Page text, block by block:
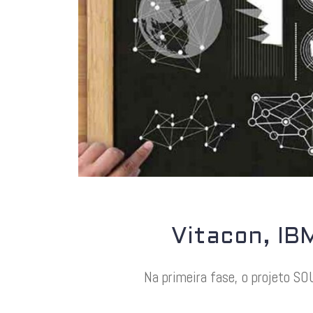
Vitacon,
Na primeira fase, o projeto